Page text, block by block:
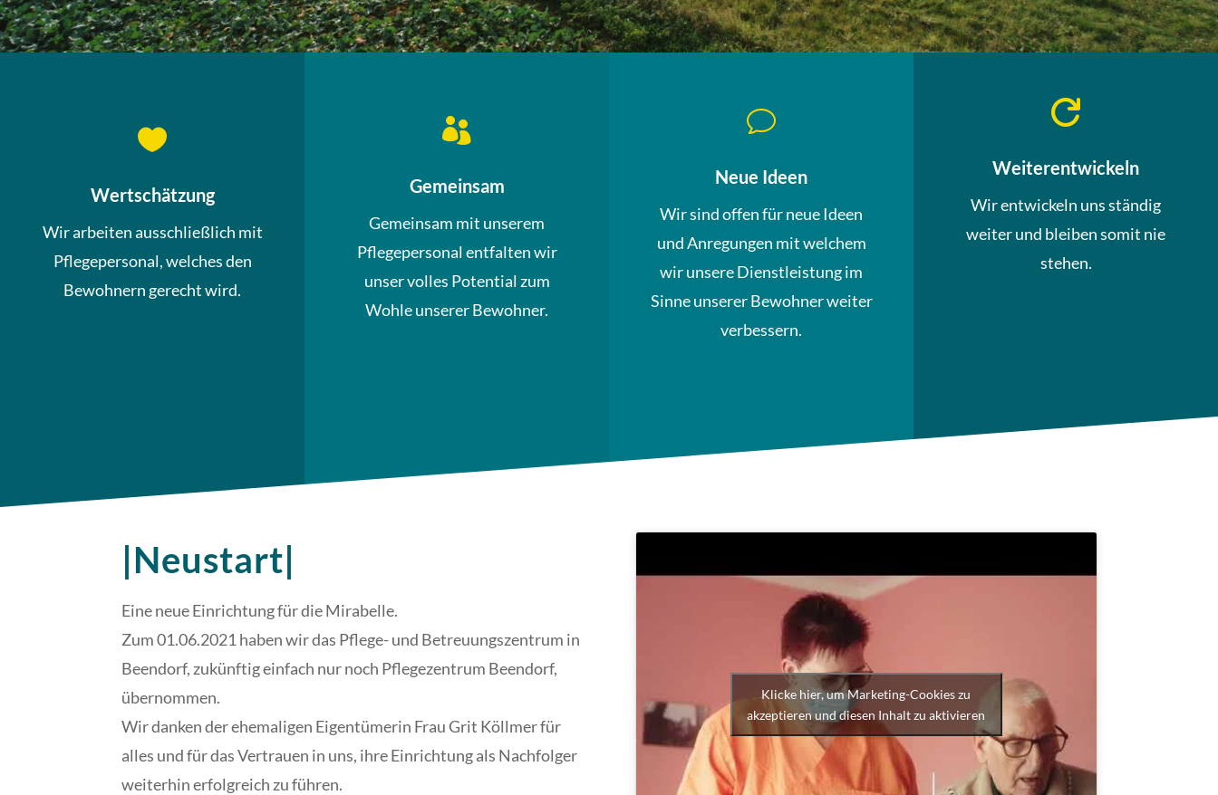

Wertschätzung
Wir arbeiten ausschließlich mit
Pflegepersonal, welches den
Bewohnern gerecht wird.

Gemeinsam
Gemeinsam mit unserem
Pflegepersonal entfalten wir
unser volles Potential zum
Wohle unserer Bewohner.
v
Neue Ideen
Wir sind offen für neue Ideen
und Anregungen mit welchem
wir unsere Dienstleistung im
Sinne unserer Bewohner weiter
verbessern.

Weiterentwickeln
Wir entwickeln uns ständig
weiter und bleiben somit nie
stehen.
|Neustart|
Eine neue Einrichtung für die Mirabelle.
Zum 01.06.2021 haben wir das Pflege- und Betreuungszentrum in
Beendorf, zukünftig einfach nur noch Pflegezentrum Beendorf,
übernommen.
Wir danken der ehemaligen Eigentümerin Frau Grit Köllmer für
alles und für das Vertrauen in uns, ihre Einrichtung als Nachfolger
weiterhin erfolgreich zu führen.
Klicke hier, um Marketing-Cookies zu
akzeptieren und diesen Inhalt zu aktivieren